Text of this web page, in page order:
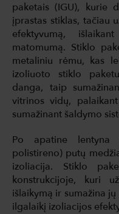
paketais (IGU), kurie
įprastas stiklas, tačiau
efektyvumą,
matomumą. Stiklo
metaliniu rėmu, kas
izoliuoto stiklo
danga, taip
vitrinos vidų,
sumažinant šaldymo
Po apatine lentyna
polistireno) putų
izoliacija. Stiklo
konstrukcijoje, kuri
išlaikymą ir sumažina
ilgalaikį izoliacijos